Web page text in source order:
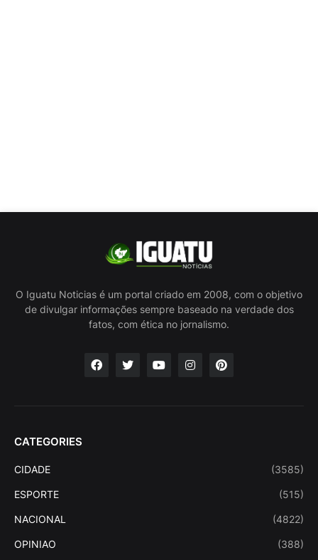
O Iguatu Noticias é um portal criado em 2008, com o objetivo
de divulgar informações sempre baseado na verdade dos
fatos, com ética no jornalismo.
CATEGORIES
CIDADE (3585)
ESPORTE (515)
NACIONAL (4822)
OPINIAO (388)